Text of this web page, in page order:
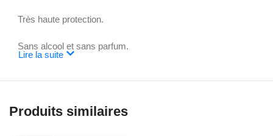
Très haute protection.
Sans alcool et sans parfum.
Formule conforme au projet de loi sur les récifs coralliens
Lire la suite
Produits similaires